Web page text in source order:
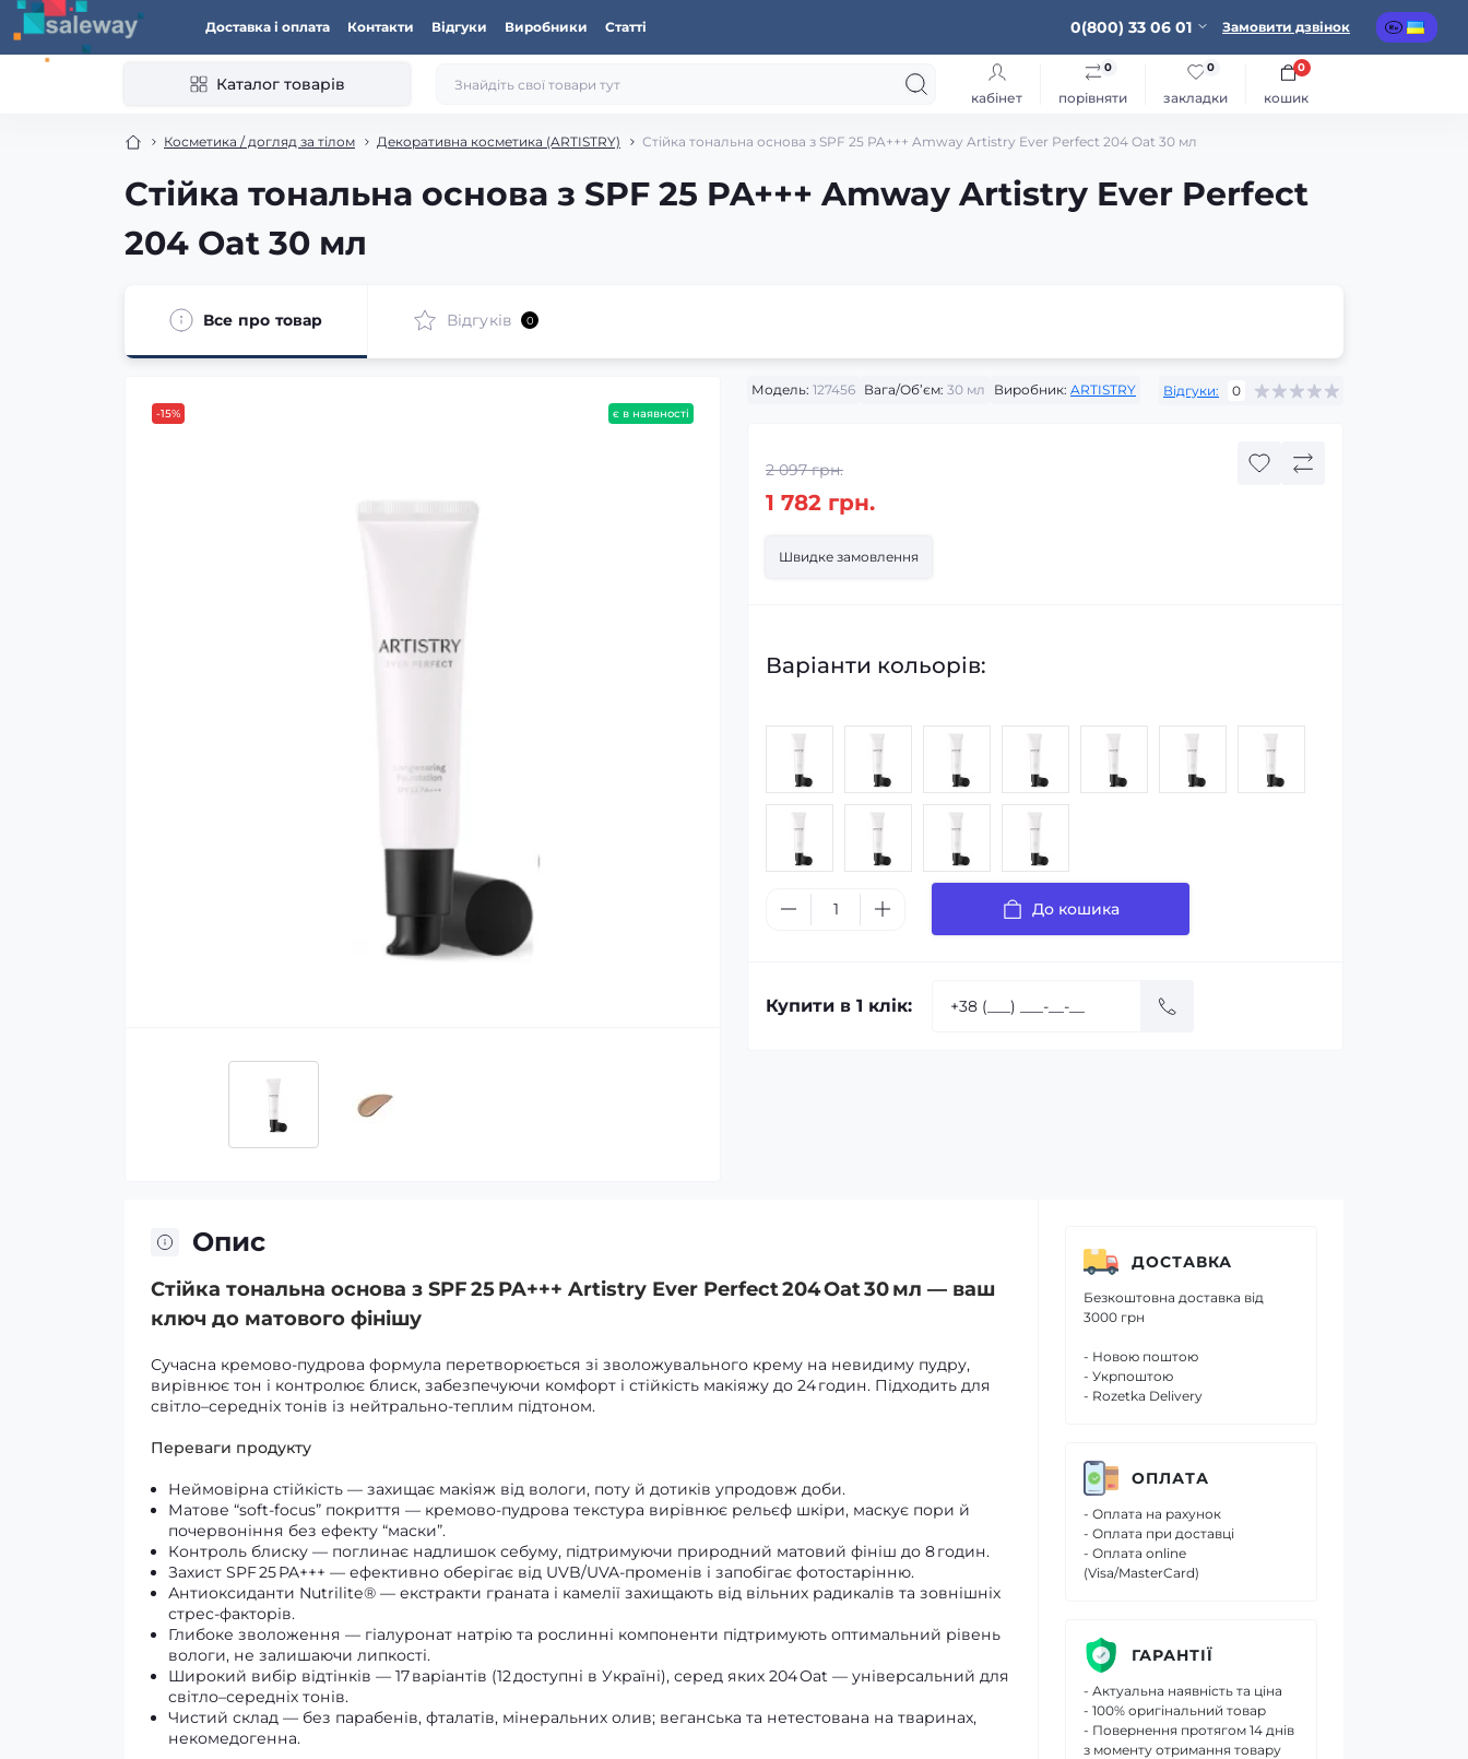
Доставка і оплата Контакти Відгуки Виробники Статті 0(800) 33 06 01 Замовити дзвінок
Каталог товарів
кабінет порівняти
0
закладки
0
кошик
0
Косметика / догляд за тілом Декоративна косметика (ARTISTRY) Стійка тональна основа з SPF 25 PA+++ Amway Artistry Ever Perfect 204 Oat 30 мл
Стійка тональна основа з SPF 25 PA+++ Amway Artistry Ever Perfect
204 Oat 30 мл
Все про товар Відгуків 0
-15% є в наявності
Модель: 127456 Вага/Об’єм: 30 мл Виробник: ARTISTRY Відгуки: 0
2 097 грн.
1 782 грн.
Швидке замовлення
Варіанти кольорів:
До кошика
Купити в 1 клік:
Опис
Стійка тональна основа з SPF 25 PA+++ Artistry Ever Perfect 204 Oat 30 мл — ваш
ключ до матового фінішу
Сучасна кремово‑пудрова формула перетворюється зі зволожувального крему на невидиму пудру,
вирівнює тон і контролює блиск, забезпечуючи комфорт і стійкість макіяжу до 24 годин. Підходить для
світло–середніх тонів із нейтрально‑теплим підтоном.
Переваги продукту
Неймовірна стійкість — захищає макіяж від вологи, поту й дотиків упродовж доби.
Матове “soft‑focus” покриття — кремово‑пудрова текстура вирівнює рельєф шкіри, маскує пори й
почервоніння без ефекту “маски”.
Контроль блиску — поглинає надлишок себуму, підтримуючи природний матовий фініш до 8 годин.
Захист SPF 25 PA+++ — ефективно оберігає від UVB/UVA‑променів і запобігає фотостарінню.
Антиоксиданти Nutrilite® — екстракти граната і камелії захищають від вільних радикалів та зовнішніх
стрес‑факторів.
Глибоке зволоження — гіалуронат натрію та рослинні компоненти підтримують оптимальний рівень
вологи, не залишаючи липкості.
Широкий вибір відтінків — 17 варіантів (12 доступні в Україні), серед яких 204 Oat — універсальний для
світло–середніх тонів.
Чистий склад — без парабенів, фталатів, мінеральних олив; веганська та нетестована на тваринах,
некомедогенна.
ДОСТАВКА
Безкоштовна доставка від
3000 грн
- Новою поштою
- Укрпоштою
- Rozetka Delivery
ОПЛАТА
- Оплата на рахунок
- Оплата при доставці
- Оплата online
(Visa/MasterCard)
ГАРАНТІЇ
- Актуальна наявність та ціна
- 100% оригінальний товар
- Повернення протягом 14 днів
з моменту отримання товару